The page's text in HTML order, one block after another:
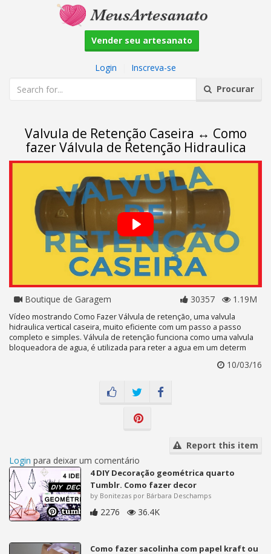
Vender seu artesanato
Login
Inscreva-se
Procurar
Valvula de Retenção Caseira ↔ Como
fazer Válvula de Retenção Hidraulica
Boutique de Garagem 30357 1.19M
Vídeo mostrando Como Fazer Válvula de retenção, uma valvula
hidraulica vertical caseira, muito eficiente com um passo a passo
completo e simples. Válvula de retenção funciona como uma valvula
bloqueadora de agua, é utilizada para reter a agua em um determ
10/03/16
Report this item
Login para deixar um comentário
4 DIY Decoração geométrica quarto
Tumblr. Como fazer decor
by Bonitezas por Bárbara Deschamps
2276 36.4K
Como fazer sacolinha com papel kraft ou